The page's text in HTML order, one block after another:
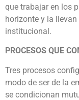
que trabajar en los
horizonte y la
institucional.
PROCESOS QUE
Tres procesos
modo de ser de la
se condicionan